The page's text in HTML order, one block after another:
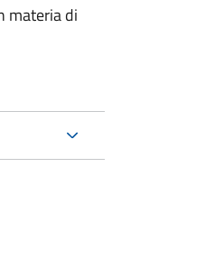
materia di